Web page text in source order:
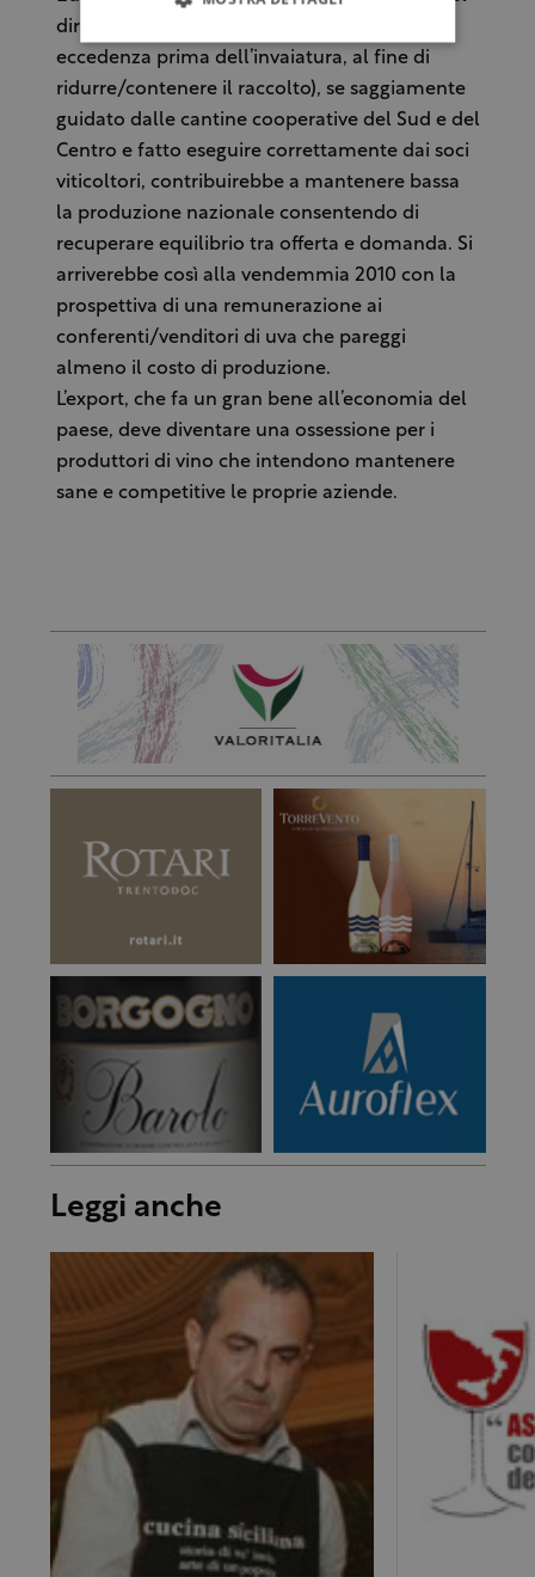
diradamento (abbattimento dell’uva in
eccedenza prima dell’invaiatura, al fine di
ridurre/contenere il raccolto), se saggiamente
guidato dalle cantine cooperative del Sud e del
Centro e fatto eseguire correttamente dai soci
viticoltori, contribuirebbe a mantenere bassa
la produzione nazionale consentendo di
recuperare equilibrio tra offerta e domanda. Si
arriverebbe così alla vendemmia 2010 con la
prospettiva di una remunerazione ai
conferenti/venditori di uva che pareggi
almeno il costo di produzione.
L’export, che fa un gran bene all’economia del
paese, deve diventare una ossessione per i
produttori di vino che intendono mantenere
sane e competitive le proprie aziende.
Leggi anche